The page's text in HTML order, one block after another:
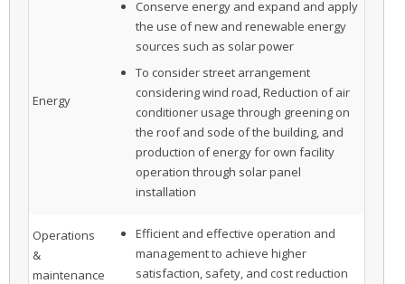
Energy
Conserve energy and expand and apply
the use of new and renewable energy
sources such as solar power
To consider street arrangement
considering wind road, Reduction of air
conditioner usage through greening on
the roof and sode of the building, and
production of energy for own facility
operation through solar panel
installation
Operations
&
maintenance
Efficient and effective operation and
management to achieve higher
satisfaction, safety, and cost reduction